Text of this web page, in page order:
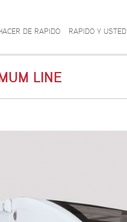
DE RAPIDO RAPIDO Y USTED
LINE